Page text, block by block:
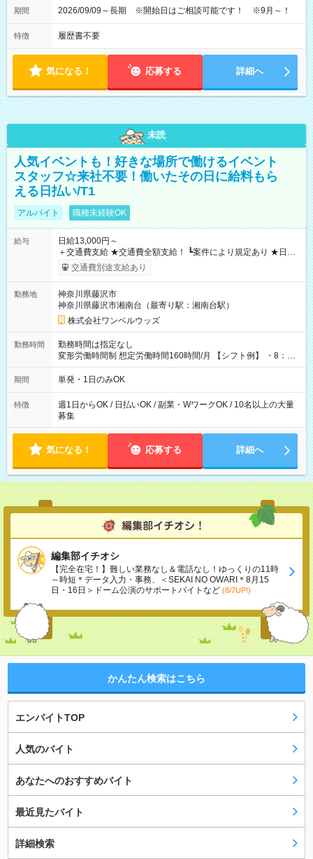
期間 2026/09/09～長期 ※開始日はご相談可能です！ ※9月～！
特徴 履歴書不要
気になる！ 応募する 詳細へ
未読
人気イベントも！好きな場所で働けるイベント
スタッフ☆来社不要！働いたその日に給料もら
える日払い/T1
アルバイト 職種未経験OK
給与
日給13,000円～
＋交通費支給 ★交通費全額支給！ ┗案件により規定あり ★日払
いOK！（規定あり） ┗働いたその日に現金GET♪ お仕事後はコ
ンビニATMから 日払い分を引き落とせます！ 【試用期間】試
交通費別途支給あり
勤務地
神奈川県藤沢市
神奈川県藤沢市湘南台（最寄り駅：湘南台駅）
株式会社ワンベルウッズ
勤務時間
勤務時間は指定なし
変形労働時間制 想定労働時間160時間/月 【シフト例】 ・8：00
～21：00
期間 単発・1日のみOK
特徴
週1日からOK / 日払いOK / 副業・WワークOK / 10名以上の大量
募集
気になる！ 応募する 詳細へ
編集部イチオシ
【完全在宅！】難しい業務なし＆電話なし！ゆっくりの11時
～時短＊データ入力・事務、＜SEKAI NO OWARI＊8月15
日・16日＞ドーム公演のサポートバイトなど (8/7UP!)
かんたん検索はこちら
エンバイトTOP
人気のバイト
あなたへのおすすめバイト
最近見たバイト
詳細検索